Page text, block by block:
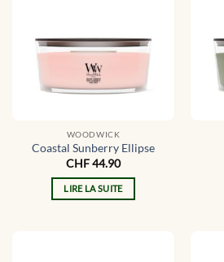
WOODWICK
Coastal Sunberry Ellipse
CHF44.90
LIRE LA SUITE